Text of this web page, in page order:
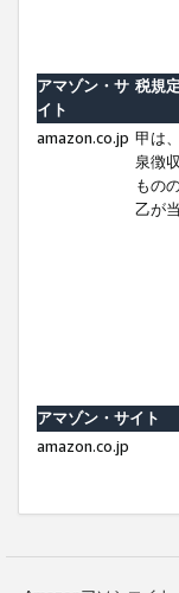
アマゾン・サ
イト
税規定
amazon.co.jp 甲は
泉徴
もの
乙が
アマゾン・サイト
amazon.co.jp